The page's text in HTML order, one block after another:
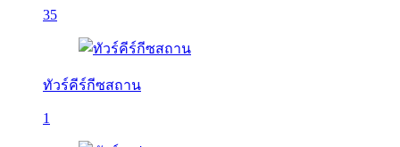
35
ทัวร์คีร์กีซสถาน
1